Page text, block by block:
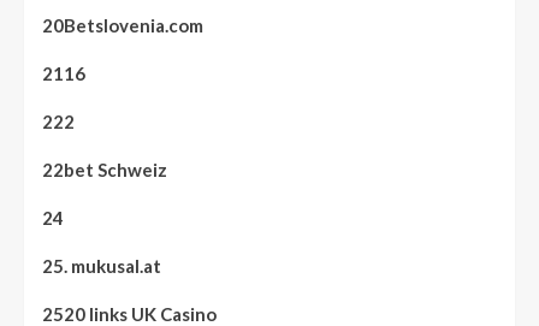
20Betslovenia.com
2116
222
22bet Schweiz
24
25. mukusal.at
2520 links UK Casino